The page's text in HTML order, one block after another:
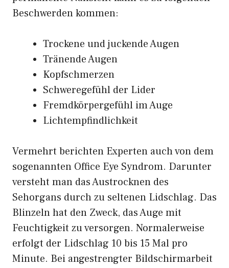
Beschwerden kommen:
Trockene und juckende Augen
Tränende Augen
Kopfschmerzen
Schweregefühl der Lider
Fremdkörpergefühl im Auge
Lichtempfindlichkeit
Vermehrt berichten Experten auch von dem
sogenannten Office Eye Syndrom. Darunter
versteht man das Austrocknen des
Sehorgans durch zu seltenen Lidschlag. Das
Blinzeln hat den Zweck, das Auge mit
Feuchtigkeit zu versorgen. Normalerweise
erfolgt der Lidschlag 10 bis 15 Mal pro
Minute. Bei angestrengter Bildschirmarbeit